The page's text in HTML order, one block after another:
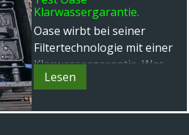
Klarwassergarantie.
Oase wirbt bei seiner
Filtertechnologie mit einer
Klarwassergarantie. Was
steckt dahinter, nur
Lesen